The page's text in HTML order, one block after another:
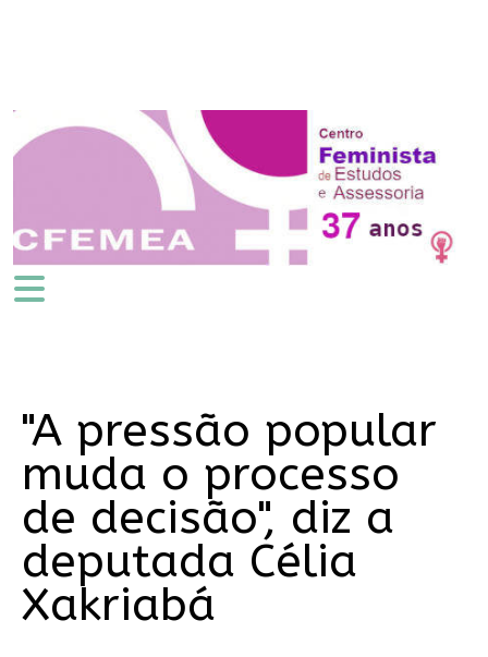
"A pressão popular
muda o processo
de decisão", diz a
deputada Célia
Xakriabá